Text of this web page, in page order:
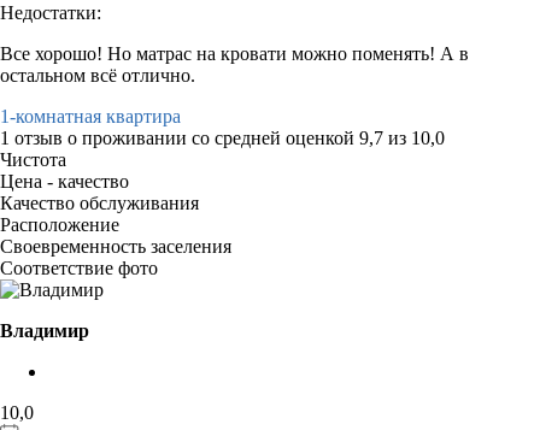
Недостатки:
Все хорошо! Но матрас на кровати можно поменять! А в
остальном всё отлично.
1-комнатная квартира
1 отзыв о проживании со средней оценкой 9,7 из 10,0
Чистота
Цена - качество
Качество обслуживания
Расположение
Своевременность заселения
Соответствие фото
Владимир
10,0